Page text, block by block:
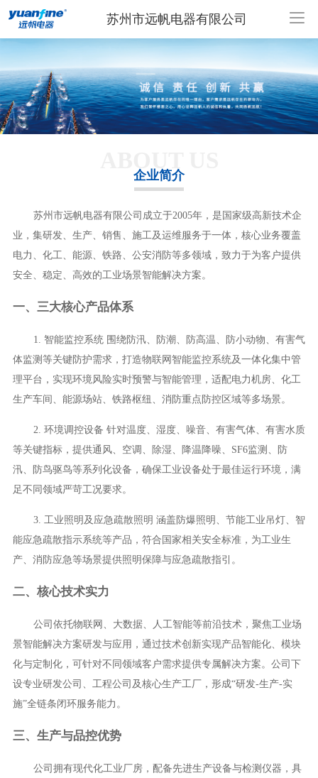
苏州市远帆电器有限公司
企业简介
苏州市远帆电器有限公司成立于2005年，是国家级高新技术企
业，集研发、生产、销售、施工及运维服务于一体，核心业务覆盖
电力、化工、能源、铁路、公安消防等多领域，致力于为客户提供
安全、稳定、高效的工业场景智能解决方案。
一、三大核心产品体系
1. 智能监控系统 围绕防汛、防潮、防高温、防小动物、有害气
体监测等关键防护需求，打造物联网智能监控系统及一体化集中管
理平台，实现环境风险实时预警与智能管理，适配电力机房、化工
生产车间、能源场站、铁路枢纽、消防重点防控区域等多场景。
2. 环境调控设备 针对温度、湿度、噪音、有害气体、有害水质
等关键指标，提供通风、空调、除湿、降温降噪、SF6监测、防
汛、防鸟驱鸟等系列化设备，确保工业设备处于最佳运行环境，满
足不同领域严苛工况要求。
3. 工业照明及应急疏散照明 涵盖防爆照明、节能工业吊灯、智
能应急疏散指示系统等产品，符合国家相关安全标准，为工业生
产、消防应急等场景提供照明保障与应急疏散指引。
二、核心技术实力
公司依托物联网、大数据、人工智能等前沿技术，聚焦工业场
景智能解决方案研发与应用，通过技术创新实现产品智能化、模块
化与定制化，可针对不同领域客户需求提供专属解决方案。公司下
设专业研发公司、工程公司及核心生产工厂，形成“研发-生产-实
施”全链条闭环服务能力。
三、生产与品控优势
公司拥有现代化工业厂房，配备先进生产设备与检测仪器，具